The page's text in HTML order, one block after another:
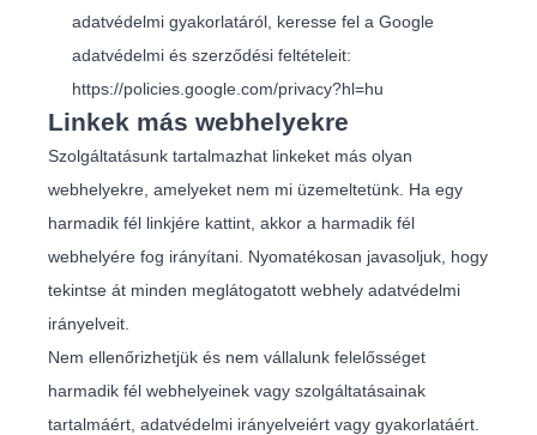
adatvédelmi gyakorlatáról, keresse fel a Google
adatvédelmi és szerződési feltételeit:
https://policies.google.com/privacy?hl=hu
Linkek más webhelyekre
Szolgáltatásunk tartalmazhat linkeket más olyan
webhelyekre, amelyeket nem mi üzemeltetünk. Ha egy
harmadik fél linkjére kattint, akkor a harmadik fél
webhelyére fog irányítani. Nyomatékosan javasoljuk, hogy
tekintse át minden meglátogatott webhely adatvédelmi
irányelveit.
Nem ellenőrizhetjük és nem vállalunk felelősséget
harmadik fél webhelyeinek vagy szolgáltatásainak
tartalmáért, adatvédelmi irányelveiért vagy gyakorlatáért.